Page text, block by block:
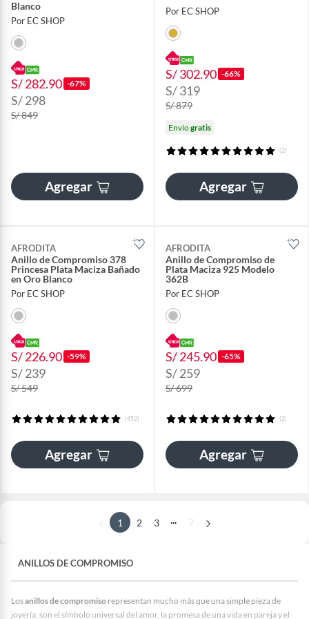
Blanco
Por EC SHOP
S/ 282.90 -67%
S/ 298
S/ 849
Agregar
Por EC SHOP
S/ 302.90 -66%
S/ 319
S/ 879
Envíogratis
(2)
Agregar
AFRODITA
Anillo de Compromiso 378
Princesa Plata Maciza Bañado
en Oro Blanco
Por EC SHOP
S/ 226.90 -59%
S/ 239
S/ 549
(452)
Agregar
AFRODITA
Anillo de Compromiso de
Plata Maciza 925 Modelo
362B
Por EC SHOP
S/ 245.90 -65%
S/ 259
S/ 699
(2)
Agregar
1 2 3 ... 7
ANILLOS DE COMPROMISO
Losanillos de compromiso representan mucho más que una simple pieza de
joyería; son el símbolo universal del amor, la promesa de una vida en pareja y el